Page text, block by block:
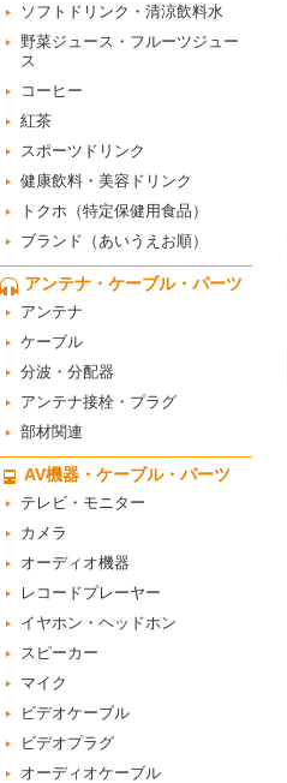
ソフトドリンク・清涼飲料水
野菜ジュース・フルーツジュー
ス
コーヒー
紅茶
スポーツドリンク
健康飲料・美容ドリンク
トクホ（特定保健用食品）
ブランド（あいうえお順）
アンテナ・ケーブル・パーツ
アンテナ
ケーブル
分波・分配器
アンテナ接栓・プラグ
部材関連
AV機器・ケーブル・パーツ
テレビ・モニター
カメラ
オーディオ機器
レコードプレーヤー
イヤホン・ヘッドホン
スピーカー
マイク
ビデオケーブル
ビデオプラグ
オーディオケーブル